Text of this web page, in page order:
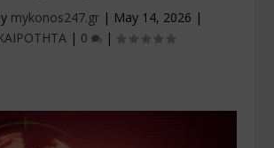
mykonos247.gr| May 14, 2026 |
| 0 |